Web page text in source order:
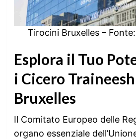
Tirocini Bruxelles –
Esplora il Tuo
i Cicero
Bruxelles
Il Comitato Europeo delle
organo essenziale